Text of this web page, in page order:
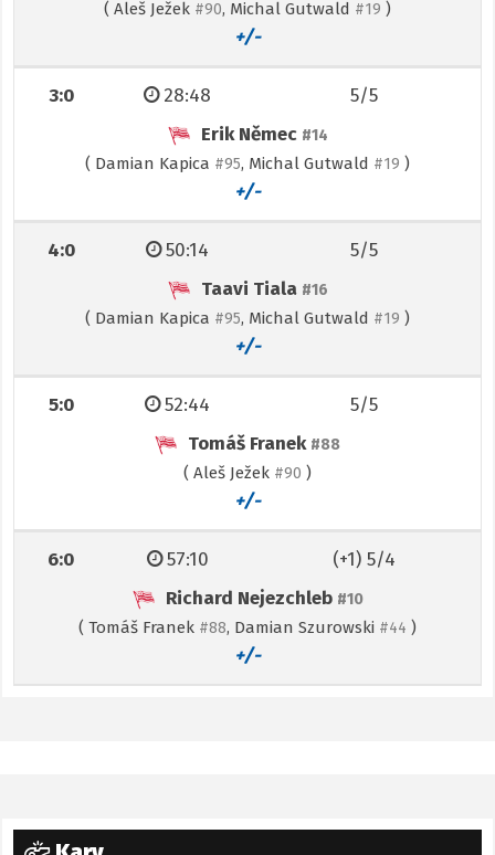
( Aleš Ježek #90, Michal Gutwald #19 )
+/-
3:0
Erik Němec #14
( Damian Kapica #95, Michal Gutwald #19 )
+/-
5/5
28:48
4:0
Taavi Tiala #16
( Damian Kapica #95, Michal Gutwald #19 )
+/-
5/5
50:14
5:0
Tomáš Franek #88
( Aleš Ježek #90 )
+/-
5/5
52:44
6:0
Richard Nejezchleb #10
( Tomáš Franek #88, Damian Szurowski #44 )
+/-
(+1) 5/4
57:10